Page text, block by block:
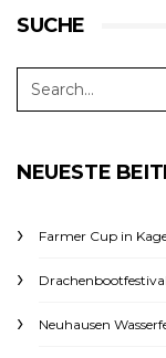
SUCHE
NEUESTE
Farmer Cup in
Neuhausen